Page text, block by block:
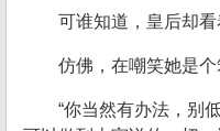
可谁知道，皇后却看
仿佛，在嘲笑她是个
“你当然有办法，别